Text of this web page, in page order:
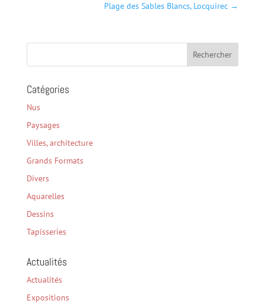
Plage des Sables Blancs, Locquirec →
Catégories
Nus
Paysages
Villes, architecture
Grands Formats
Divers
Aquarelles
Dessins
Tapisseries
Actualités
Actualités
Expositions